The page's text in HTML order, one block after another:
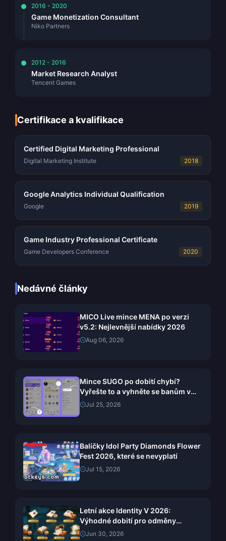
2016 - 2020
Game Monetization Consultant
Niko Partners
2012 - 2016
Market Research Analyst
Tencent Games
Certifikace a kvalifikace
Certified Digital Marketing Professional
Digital Marketing Institute 2018
Google Analytics Individual Qualification
Google 2019
Game Industry Professional Certificate
Game Developers Conference 2020
Nedávné články
MICO Live mince MENA po verzi
v5.2: Nejlevnější nabídky 2026
Aug 06, 2026
Mince SUGO po dobití chybí?
Vyřešte to a vyhněte se banům v
roce 2026
Jul 25, 2026
Balíčky Idol Party Diamonds Flower
Fest 2026, které se nevyplatí
Jul 15, 2026
Letní akce Identity V 2026:
Výhodné dobití pro odměny
Pelagaya
Jun 30, 2026